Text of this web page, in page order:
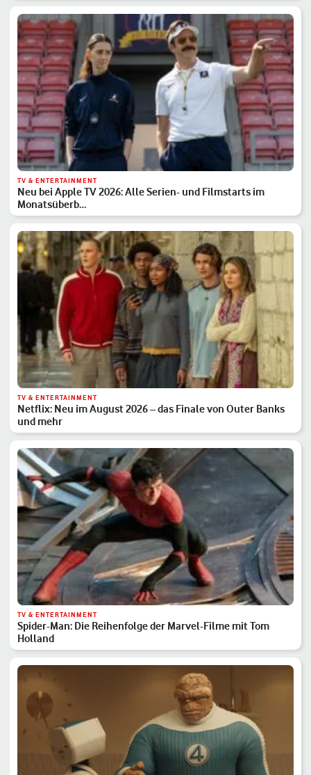
TV & ENTERTAINMENT
Neu bei Apple TV 2026: Alle Serien- und Filmstarts im
Monatsüberb…
TV & ENTERTAINMENT
Netflix: Neu im August 2026 – das Finale von Outer Banks
und mehr
TV & ENTERTAINMENT
Spider-Man: Die Reihenfolge der Marvel-Filme mit Tom
Holland